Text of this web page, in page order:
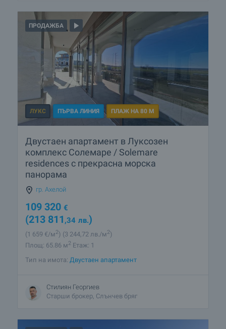
ПРОДАЖБА
ЛУКС ПЪРВА ЛИНИЯ ПЛАЖ НА 80 М
Двустаен апартамент в Луксозен
комплекс Солемаре / Solemare
residences с прекрасна морска
панорама
гр. Ахелой
109 320 €
(213 811 ,34 лв.)
(1 659 €/м2) (3 244,72 лв./м2)
Площ: 65.86 м2 Етаж: 1
Тип на имота: Двустаен апартамент
Стилиян Георгиев
Старши брокер, Слънчев бряг